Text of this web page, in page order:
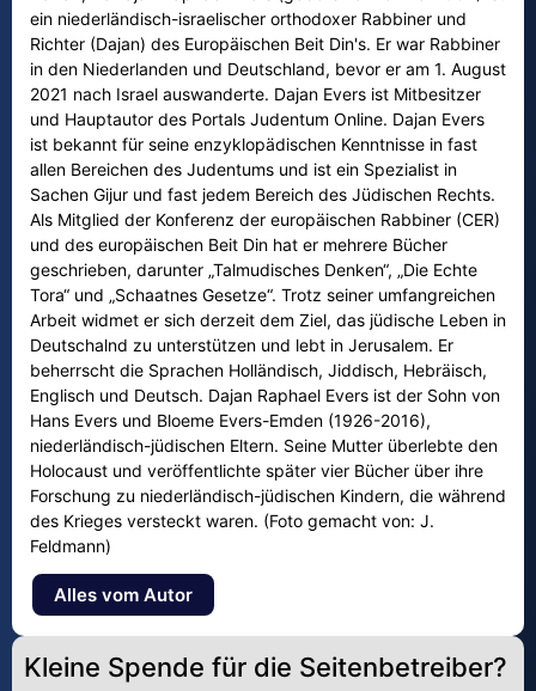
ein niederländisch-israelischer orthodoxer Rabbiner und
Richter (Dajan) des Europäischen Beit Din's. Er war Rabbiner
in den Niederlanden und Deutschland, bevor er am 1. August
2021 nach Israel auswanderte. Dajan Evers ist Mitbesitzer
und Hauptautor des Portals Judentum Online. Dajan Evers
ist bekannt für seine enzyklopädischen Kenntnisse in fast
allen Bereichen des Judentums und ist ein Spezialist in
Sachen Gijur und fast jedem Bereich des Jüdischen Rechts.
Als Mitglied der Konferenz der europäischen Rabbiner (CER)
und des europäischen Beit Din hat er mehrere Bücher
geschrieben, darunter „Talmudisches Denken“, „Die Echte
Tora“ und „Schaatnes Gesetze“. Trotz seiner umfangreichen
Arbeit widmet er sich derzeit dem Ziel, das jüdische Leben in
Deutschalnd zu unterstützen und lebt in Jerusalem. Er
beherrscht die Sprachen Holländisch, Jiddisch, Hebräisch,
Englisch und Deutsch. Dajan Raphael Evers ist der Sohn von
Hans Evers und Bloeme Evers-Emden (1926-2016),
niederländisch-jüdischen Eltern. Seine Mutter überlebte den
Holocaust und veröffentlichte später vier Bücher über ihre
Forschung zu niederländisch-jüdischen Kindern, die während
des Krieges versteckt waren. (Foto gemacht von: J.
Feldmann)
Alles vom Autor
Kleine Spende für die Seitenbetreiber?